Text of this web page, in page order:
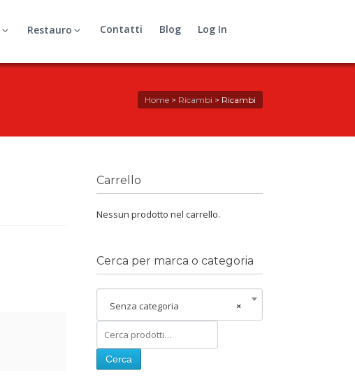
Restauro Contatti Blog Log In
Home> Ricambi > Ricambi
Carrello
Nessun prodotto nel carrello.
Cerca per marca o categoria
×
Senza categoria
Cerca